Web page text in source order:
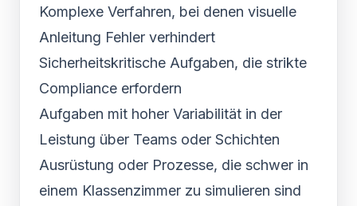
Komplexe Verfahren, bei denen visuelle
Anleitung Fehler verhindert
Sicherheitskritische Aufgaben, die strikte
Compliance erfordern
Aufgaben mit hoher Variabilität in der
Leistung über Teams oder Schichten
Ausrüstung oder Prozesse, die schwer in
einem Klassenzimmer zu simulieren sind